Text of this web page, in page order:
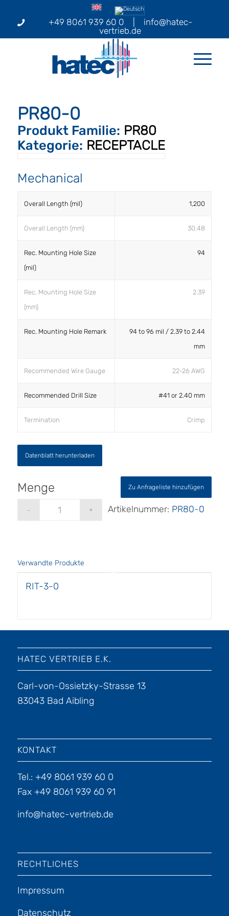
+49 8061 939 60 0
info@hatec-
vertrieb.de
PR80-0
Produkt Familie: PR80
Kategorie: RECEPTACLE
Mechanical
Overall Length (mil) 1,200
Overall Length (mm) 30.48
Rec. Mounting Hole Size
(mil)
94
Rec. Mounting Hole Size
(mm)
2.39
Rec. Mounting Hole Remark
94 to 96 mil / 2.39 to 2.44
mm
Recommended Wire Gauge 22-26 AWG
Recommended Drill Size #41 or 2.40 mm
Termination Crimp
Datenblatt herunterladen
Zu Anfrageliste hinzufügen
Artikelnummer: PR80-0
Verwandte Produkte
RIT-3-0
HATEC VERTRIEB E.K.
Carl-von-Ossietzky-Strasse 13
83043 Bad Aibling
KONTAKT
Tel.: +49 8061 939 60 0
Fax +49 8061 939 60 91
info@hatec-vertrieb.de
RECHTLICHES
Impressum
Datenschutz